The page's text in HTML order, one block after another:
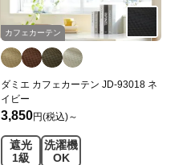
カフェカーテン
ダミエ カフェカーテン JD-93018 ネ
イビー
3,850円(税込)～
遮光
1級
洗濯機
OK